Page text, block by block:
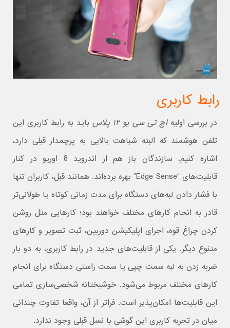
رابط کاربری
در بررسی اولیهاچ تی سی یو ۱۲ پلاس
باید به رابط کاربری این
تلفن هوشمند که البته شباهت بالایی به پرچمدار قبلی دارد،
اشاره کنیم. سازندگان باز هم از اندروید 8 اوریو در کنار
قابلیت‌های “Edge Sense” بهره برده‌اند. همانند قبل، کاربران تنها
با فشار دادن لبه‌های دستگاه برای مدت زمانی کوتاه یا طولانی‌تر
قادر به انجام کارهای مختلف خواهند بود؛ کارهایی مثل روشن
کردن چراغ قوه، اجرای اپلیکیشن دوربین، ثبت تصویر و کارهای
متنوع دیگر. یکی از قابلیت‌های جدید در رابط کاربری، به دو بار
ضربه زدن به لبه سمت چپی یا سمت راستی دستگاه برای انجام
کارهای مختلف مربوط می‌شود. خوشبختانه شخصی‌سازی تمامی
این قابلیت‌ها امکان‌پذیر است. فراتر از آن، واقعا تفاوت چندانی
میان در تجربه کاربری این گوشی با نسل قبلی وجود ندارد.